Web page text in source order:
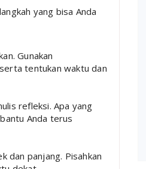
yang bisa Anda
Gunakan
tentukan waktu dan
refleksi. Apa yang
Anda terus
dan panjang. Pisahkan